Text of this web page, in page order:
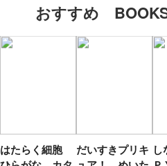
おすすめ
はたらく細胞
だいすきプリキ し